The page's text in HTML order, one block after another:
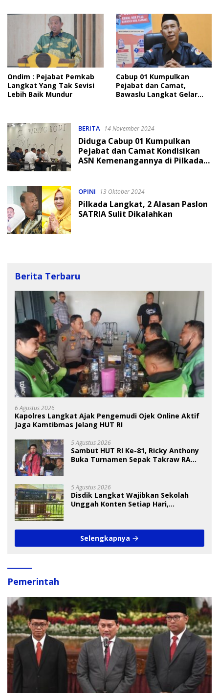
Ondim : Pejabat Pemkab
Langkat Yang Tak Sevisi
Lebih Baik Mundur
Cabup 01 Kumpulkan
Pejabat dan Camat,
Bawaslu Langkat Gelar
BERITA 14 November 2024
Diduga Cabup 01 Kumpulkan
Pejabat dan Camat Kondisikan
ASN Kemenangannya di Pilkada
OPINI 13 Oktober 2024
Pilkada Langkat, 2 Alasan Paslon
SATRIA Sulit Dikalahkan
Berita Terbaru
6 Agustus 2026
Kapolres Langkat Ajak Pengemudi Ojek Online Aktif
Jaga Kamtibmas Jelang HUT RI
5 Agustus 2026
Sambut HUT RI Ke-81, Ricky Anthony
Buka Turnamen Sepak Takraw RA
5 Agustus 2026
Disdik Langkat Wajibkan Sekolah
Unggah Konten Setiap Hari,
Selengkapnya
Pemerintah